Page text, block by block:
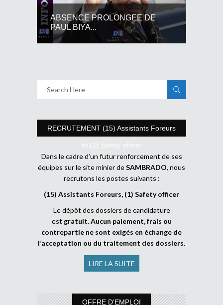
ABSENCE PROLONGEE DE
PAUL BIYA...
RECRUTEMENT (15) Assistants Foreurs
et (1) Safety officer
Dans le cadre d’un futur renforcement de ses
équipes sur le site minier deSAMBRADO, nous
recrutons les postes suivants :
(15) Assistants Foreurs, (1) Safety officer
Le dépôt des dossiers de candidature
est gratuit.Aucun paiement, frais ou
contrepartie ne sont exigés en échange de
l’acceptation ou du traitement des dossiers.
LIRE LA SUITE
OFFRE D’EMPLOI